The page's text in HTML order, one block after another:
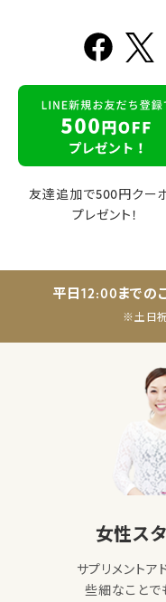
友達追加で500円クー
プレゼント！
平日12:00までの
※土日祝
女性ス
サプリメントア
些細なことで